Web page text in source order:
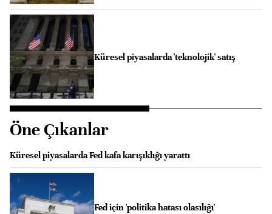
Küresel piyasalarda 'teknolojik' satış
Öne Çıkanlar
Küresel piyasalarda Fed kafa karışıklığı yarattı
Fed için 'politika hatası olasılığı'